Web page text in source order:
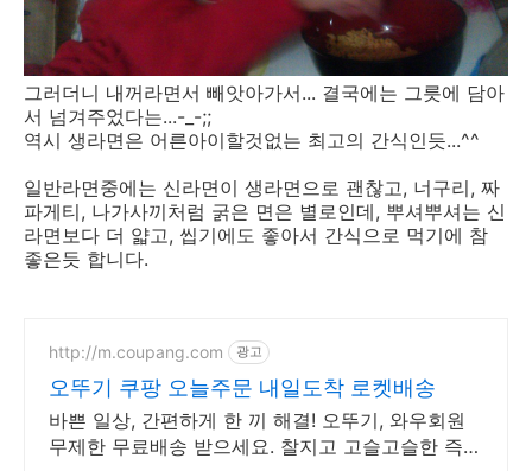
그러더니 내꺼라면서 빼앗아가서... 결국에는 그릇에 담아
서 넘겨주었다는...-_-;;
역시 생라면은 어른아이할것없는 최고의 간식인듯...^^
일반라면중에는 신라면이 생라면으로 괜찮고, 너구리, 짜
파게티, 나가사끼처럼 굵은 면은 별로인데, 뿌셔뿌셔는 신
라면보다 더 얇고, 씹기에도 좋아서 간식으로 먹기에 참
좋은듯 합니다.
http://m.coupang.com 광고
오뚜기 쿠팡 오늘주문 내일도착 로켓배송
바쁜 일상, 간편하게 한 끼 해결! 오뚜기, 와우회원
무제한 무료배송 받으세요. 찰지고 고슬고슬한 즉석